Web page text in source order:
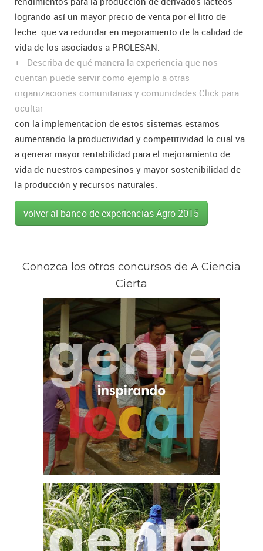
logrando así un mayor precio de venta por el litro de
leche. que va redundar en mejoramiento de la calidad de
vida de los asociados a PROLESAN.
+ - Describa de qué manera la experiencia que nos
cuentan puede servir como ejemplo a otras
organizaciones comunitarias y comunidades Click para
ocultar
con la implementacion de estos sistemas estamos
aumentando la productividad y competitividad lo cual va
a generar mayor rentabilidad para el mejoramiento de
vida de nuestros campesinos y mayor sostenibilidad de
la producción y recursos naturales.
volver al banco de experiencias Agro 2015
Conozca los otros concursos de A Ciencia
Cierta